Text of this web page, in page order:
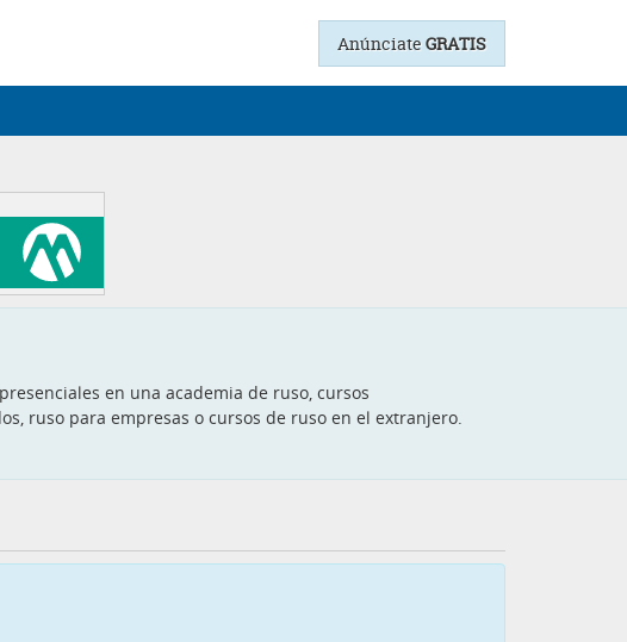
AnúnciateGRATIS
en una academia de ruso, cursos
ruso para empresas o cursos de ruso en el extranjero.